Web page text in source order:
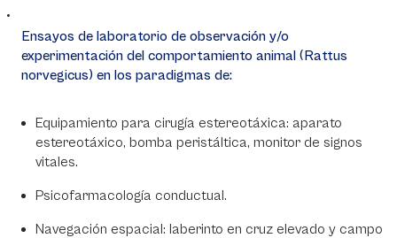
Ensayos de laboratorio de observación y/o
experimentación del comportamiento animal (Rattus
norvegicus) en los paradigmas de:
Equipamiento para cirugía estereotáxica: aparato
estereotáxico, bomba peristáltica, monitor de signos
vitales.
Psicofarmacología conductual.
Navegación espacial: laberinto en cruz elevado y campo